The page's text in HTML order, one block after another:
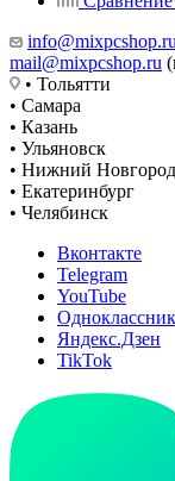
info@mixpcshop.ru
mail@mixpcshop.ru
• Тольятти
• Самара
• Казань
• Ульяновск
• Нижний Новгород
• Екатеринбург
• Челябинск
Вконтакте
Telegram
YouTube
Яндекс.Дзен
TikTok